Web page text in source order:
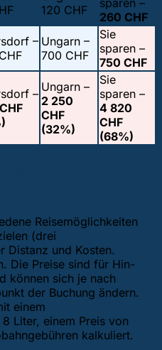
120 CHF
260 CHF
– Ungarn –
700 CHF
Sie
sparen –
750 CHF
– Ungarn –
2 250
CHF
(32%)
Sie
sparen –
4 820
CHF
(68%)
Reisemöglichkeiten
(drei
Distanz und Kosten.
Die Preise sind für Hin-
können sich je nach
der Buchung ändern.
einem
Liter, einem Preis von
kalkuliert.